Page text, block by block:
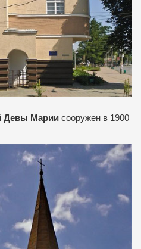
Девы Марии сооружен в 1900